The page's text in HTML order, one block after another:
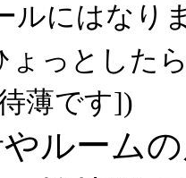
ルにはなり
ょっとした
薄です])
ルーム